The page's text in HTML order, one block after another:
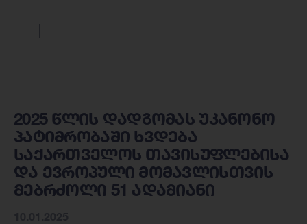
2025 წლის დადგომას უკანონო
პატიმრობაში ხვდება
საქართველოს თავისუფლებისა
და ევროპული მომავლისთვის
მებრძოლი 51 ადამიანი